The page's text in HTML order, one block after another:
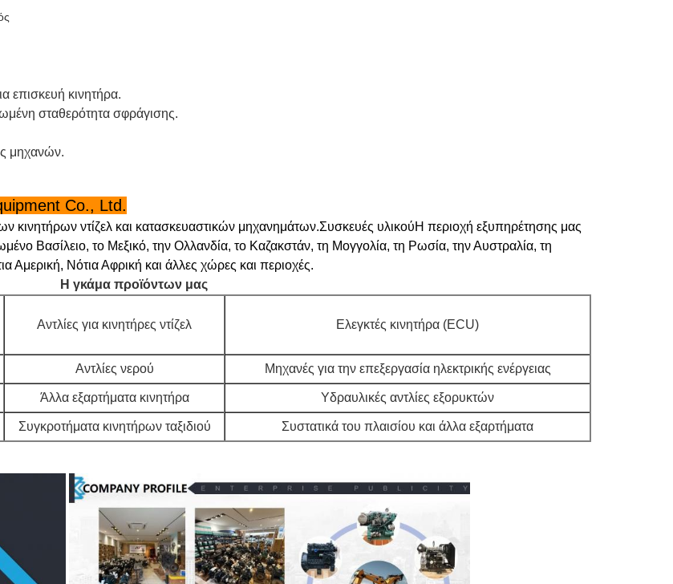
επισκευή κινητήρα.
σταθερότητα σφράγισης.
μηχανών.
Co., Ltd.
κινητήρων ντίζελ και κατασκευαστικών μηχανημάτων.Συσκευές υλικούΗ περιοχή εξυπηρέτησης μας
Βασίλειο, το Μεξικό, την Ολλανδία, το Καζακστάν, τη Μογγολία, τη Ρωσία, την Αυστραλία, τη
Αμερική, Νότια Αφρική και άλλες χώρες και περιοχές.
Η γκάμα προϊόντων μας
Αντλίες για κινητήρες ντίζελ Ελεγκτές κινητήρα (ECU)
Αντλίες νερού Μηχανές για την επεξεργασία ηλεκτρικής ενέργειας
Άλλα εξαρτήματα κινητήρα Υδραυλικές αντλίες εξορυκτών
Συγκροτήματα κινητήρων ταξιδιού Συστατικά του πλαισίου και άλλα εξαρτήματα